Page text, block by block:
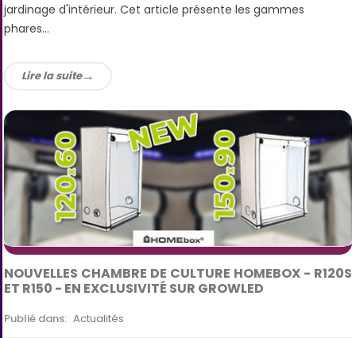
jardinage d'intérieur. Cet article présente les gammes
phares...
Lire la suite
NOUVELLES CHAMBRE DE CULTURE HOMEBOX - R120S
ET R150 - EN EXCLUSIVITÉ SUR GROWLED
Publié dans: Actualités